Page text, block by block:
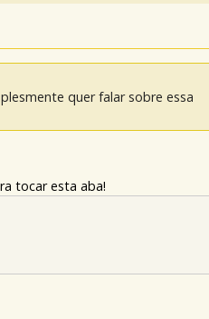
quer falar sobre essa
tocar esta aba!